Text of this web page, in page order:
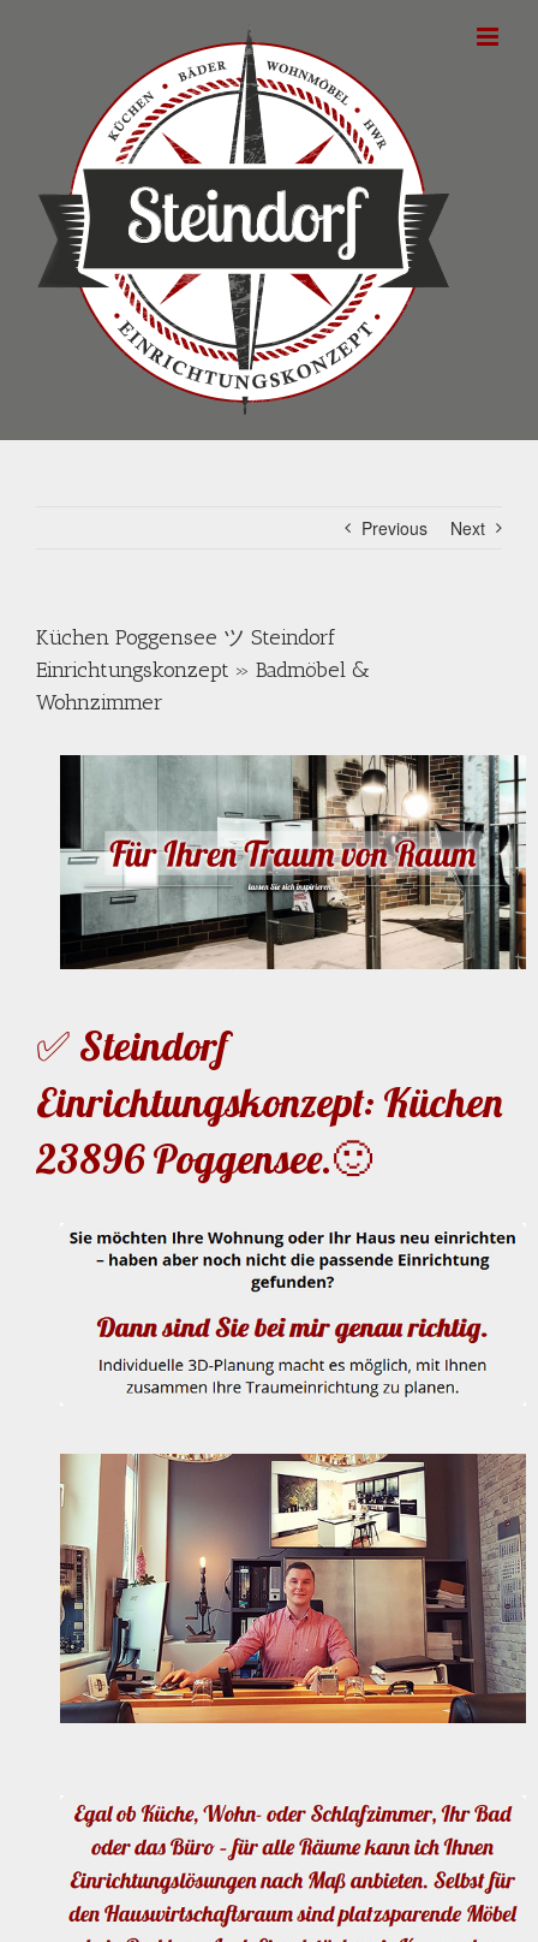
Previous Next
Küchen Poggensee ツ Steindorf
Einrichtungskonzept » Badmöbel &
Wohnzimmer
✅ Steindorf
Einrichtungskonzept: Küchen
23896 Poggensee.🙂